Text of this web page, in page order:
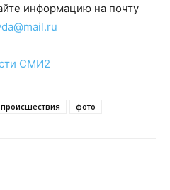
информацию на почту
СМИ2
происшествия фото